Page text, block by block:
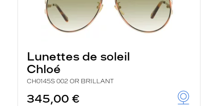
Lunettes de soleil
Chloé
CH0145S 002 OR BRILLANT
345,00 €